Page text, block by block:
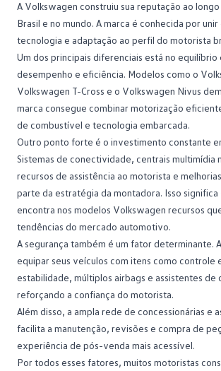
A Volkswagen construiu sua reputação ao
Brasil e no mundo. A marca é conhecida por
tecnologia e adaptação ao perfil do motorista
Um dos principais diferenciais está no equilíbrio
desempenho e eficiência. Modelos como o
Volkswagen T-Cross e o Volkswagen Nivus
marca consegue combinar motorização
de combustível e tecnologia embarcada.
Outro ponto forte é o investimento constante
Sistemas de conectividade, centrais multimídia
recursos de assistência ao motorista e
parte da estratégia da montadora. Isso
encontra nos modelos Volkswagen recursos
tendências do mercado automotivo.
A segurança também é um fator determinante.
equipar seus veículos com itens como controle
estabilidade, múltiplos airbags e assistentes de
reforçando a confiança do motorista.
Além disso, a ampla rede de concessionárias e
facilita a manutenção, revisões e compra de
experiência de pós-venda mais acessível.
Por todos esses fatores, muitos motoristas